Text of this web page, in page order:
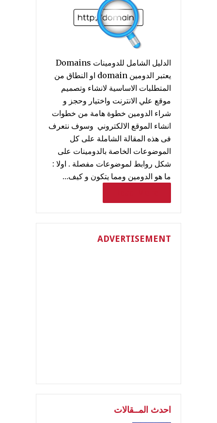
الدليل الشامل للدومينات Domains
يعتبر الدومين domain او النطاق من
المتطلبات الاساسية لانشاء وتصميم
موقع علي الانترنت واختيار وحجز و
شراء الدومين خطوة هامة من خطوات
انشاء الموقع الالكتروني وسوف نتعرف
فى هذه المقالة الشاملة على كل
الموضوعات الخاصة بالدومينات على
شكل روابط لموضوعات مفصلة . اولا :
ما هو الدومين ومما يتكون و كيف…
ADVERTISEMENT
احدث المــقالات